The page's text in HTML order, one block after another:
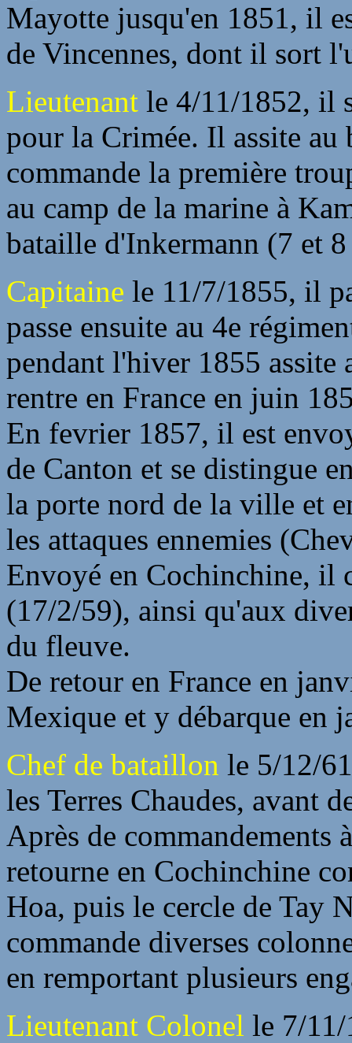
Mayotte jusqu'en 1851, il
de Vincennes, dont il sort
Lieutenant le 4/11/1852, il
pour la Crimée. Il assite au
commande la première
au camp de la marine à
bataille d'Inkermann (7 et
Capitaine le 11/7/1855, il
passe ensuite au 4e
pendant l'hiver 1855
rentre en France en juin
En fevrier 1857, il est
de Canton et se distingue
la porte nord de la ville et
les attaques ennemies
Envoyé en Cochinchine, il
(17/2/59), ainsi qu'aux
du fleuve.
De retour en France en
Mexique et y débarque en
Chef de bataillon le 5/12/
les Terres Chaudes, avant
Après de
retourne en Cochinchine
Hoa, puis le cercle de Tay
commande diverses
en remportant plusieurs
Lieutenant Colonel le 7/11/